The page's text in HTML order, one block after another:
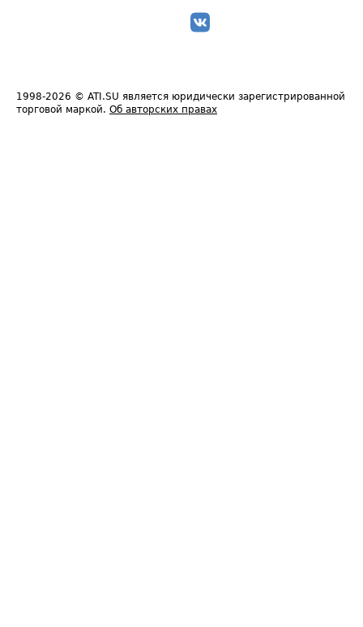
1998-2026 © ATI.SU является юридически зарегистрированной
торговой маркой. Об авторских правах